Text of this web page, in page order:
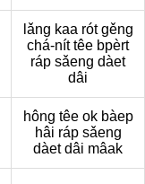
lǎng kaa rót gěng
chá-nít têe bpèrt
ráp sǎeng dàet
dâi
hông têe ok bàep
hâi ráp sǎeng
dàet dâi mâak